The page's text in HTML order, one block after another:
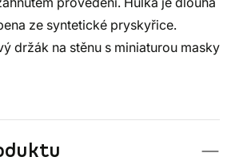
ze syntetické pryskyřice.
držák na stěnu s miniaturou masky